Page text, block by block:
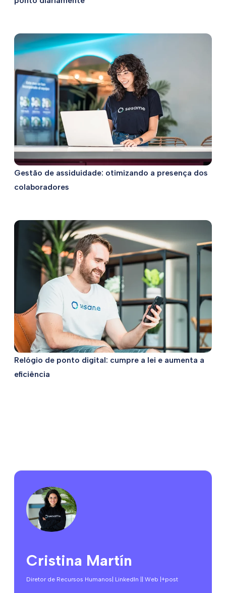
Cristina Martín
Diretor de Recursos Humanos | LinkedIn | | Web | +post
Gestão de assiduidade: otimizando a presença dos
colaboradores
Relógio de ponto digital: cumpre a lei e aumenta a
eficiência